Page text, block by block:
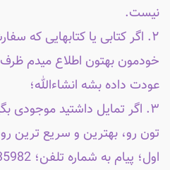
نیست.
۲. اگر کتابی یا کتابهایی که
خودمون بهتون اطلاع میدم ظرف
عودت داده بشه انشاءالله؛
۳. اگر تمایل داشتید موجودی
تون رو، بهترین و سریع ترین
اول؛ پیام به شماره تلفن؛ 09165435982